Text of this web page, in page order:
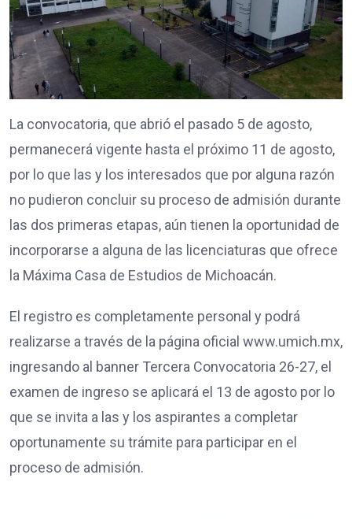
La convocatoria, que abrió el pasado 5 de agosto,
permanecerá vigente hasta el próximo 11 de agosto,
por lo que las y los interesados que por alguna razón
no pudieron concluir su proceso de admisión durante
las dos primeras etapas, aún tienen la oportunidad de
incorporarse a alguna de las licenciaturas que ofrece
la Máxima Casa de Estudios de Michoacán.
El registro es completamente personal y podrá
realizarse a través de la página oficial www.umich.mx,
ingresando al banner Tercera Convocatoria 26-27, el
examen de ingreso se aplicará el 13 de agosto por lo
que se invita a las y los aspirantes a completar
oportunamente su trámite para participar en el
proceso de admisión.